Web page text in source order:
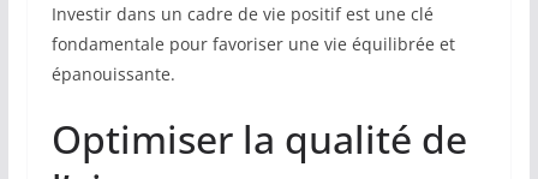
Investir dans un cadre de vie positif est une clé
fondamentale pour favoriser une vie équilibrée et
épanouissante.
Optimiser la qualité de